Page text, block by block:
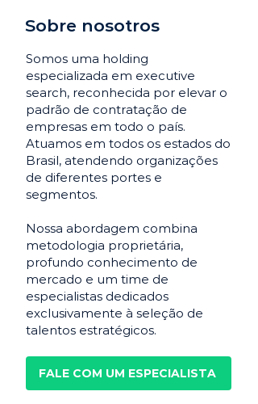
Sobre nosotros
Somos uma holding
especializada em executive
search, reconhecida por elevar o
padrão de contratação de
empresas em todo o país.
Atuamos em todos os estados do
Brasil, atendendo organizações
de diferentes portes e
segmentos.
Nossa abordagem combina
metodologia proprietária,
profundo conhecimento de
mercado e um time de
especialistas dedicados
exclusivamente à seleção de
talentos estratégicos.
FALE COM UM ESPECIALISTA